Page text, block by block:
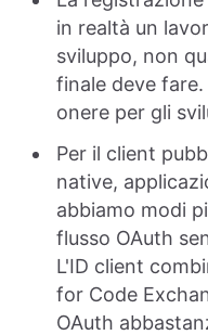
in realtà un
sviluppo, non
finale deve
onere per gli
Per il client
native,
abbiamo modi
flusso OAuth
L'ID client
for Code
OAuth